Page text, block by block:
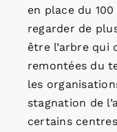
en place du
regarder de
être l’arbre qui
remontées du
les
stagnation de
certains